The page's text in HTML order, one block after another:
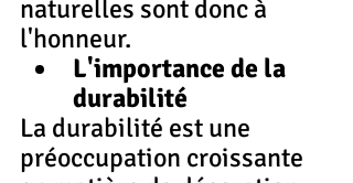
naturelles sont donc à
l'honneur.
L'importance de la
durabilité
La durabilité est une
préoccupation croissante